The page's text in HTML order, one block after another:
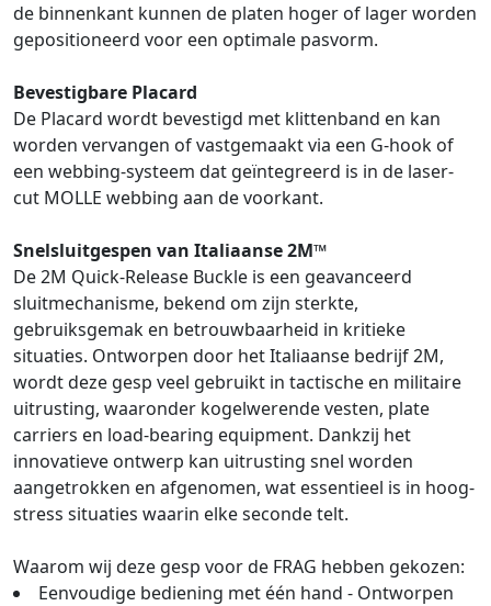
de binnenkant kunnen de platen hoger of lager worden
gepositioneerd voor een optimale pasvorm.
Bevestigbare Placard
De Placard wordt bevestigd met klittenband en kan
worden vervangen of vastgemaakt via een G-hook of
een webbing-systeem dat geïntegreerd is in de laser-
cut MOLLE webbing aan de voorkant.
Snelsluitgespen van Italiaanse 2M™
De 2M Quick-Release Buckle is een geavanceerd
sluitmechanisme, bekend om zijn sterkte,
gebruiksgemak en betrouwbaarheid in kritieke
situaties. Ontworpen door het Italiaanse bedrijf 2M,
wordt deze gesp veel gebruikt in tactische en militaire
uitrusting, waaronder kogelwerende vesten, plate
carriers en load-bearing equipment. Dankzij het
innovatieve ontwerp kan uitrusting snel worden
aangetrokken en afgenomen, wat essentieel is in hoog-
stress situaties waarin elke seconde telt.
Waarom wij deze gesp voor de FRAG hebben gekozen:
Eenvoudige bediening met één hand - Ontworpen